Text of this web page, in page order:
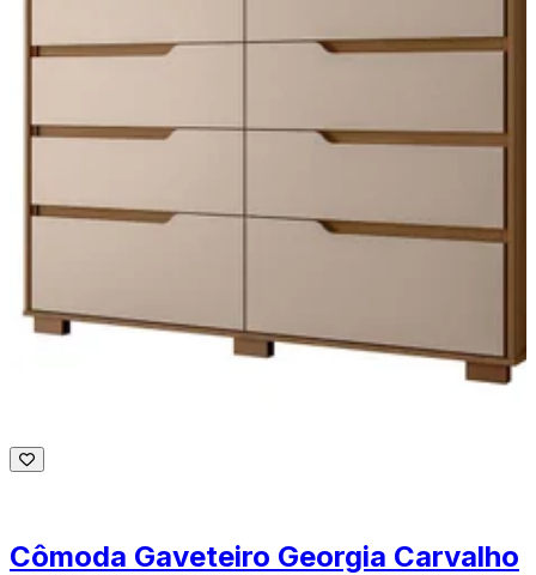
Cômoda Gaveteiro Georgia Carvalho